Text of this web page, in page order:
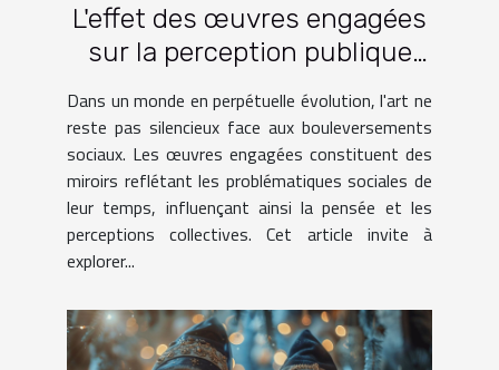
L'effet des œuvres engagées
sur la perception publique
Dans un monde en perpétuelle évolution, l'art ne
reste pas silencieux face aux bouleversements
sociaux. Les œuvres engagées constituent des
miroirs reflétant les problématiques sociales de
leur temps, influençant ainsi la pensée et les
perceptions collectives. Cet article invite à
explorer...